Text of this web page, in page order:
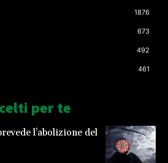
1876
673
492
461
per te
l’abolizione del